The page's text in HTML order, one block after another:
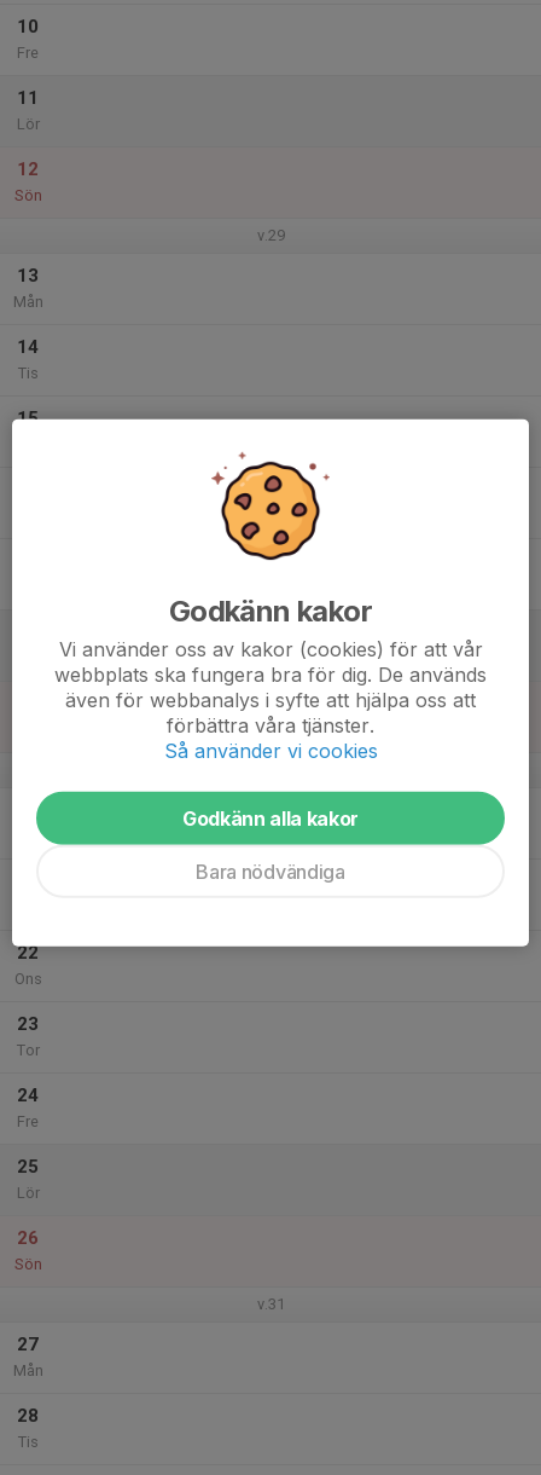
10
Fre
11
Lör
12
Sön
v.29
13
Mån
14
Tis
15
20
Mån
22
Ons
23
Tor
24
Fre
25
Lör
26
Sön
v.31
27
Mån
28
Tis
Godkänn kakor
Vi använder oss av kakor (cookies) för att vår
webbplats ska fungera bra för dig. De används
även för webbanalys i syfte att hjälpa oss att
förbättra våra tjänster.
Så använder vi cookies
Godkänn alla kakor
Bara nödvändiga